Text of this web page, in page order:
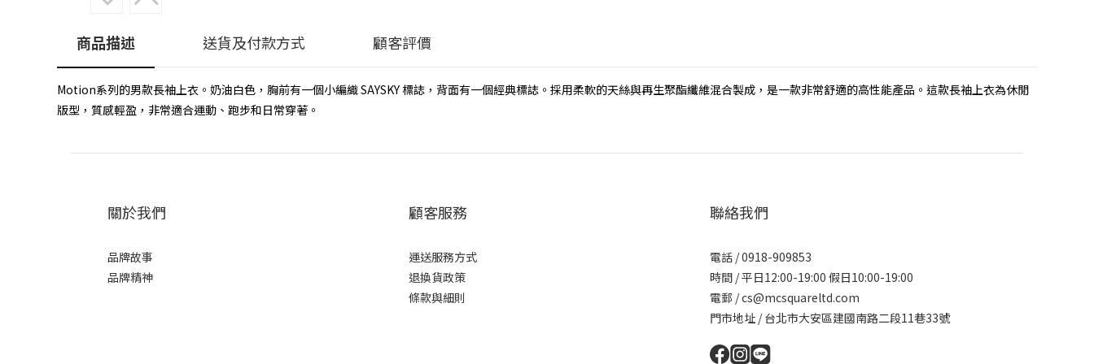
商品描述 送貨及付款方式 顧客評價
Motion系列的男款長袖上衣。奶油白色，胸前有一個小編織 SAYSKY 標誌，背面有一個經典標誌。採用柔軟的天絲與再生聚酯纖維混合製成，是一款非常舒適的高性能產品。這款長袖上衣為休閒
版型，質感輕盈，非常適合運動、跑步和日常穿著。
關於我們
品牌故事
品牌精神
顧客服務
運送服務方式
退換貨政策
條款與細則
聯絡我們
電話 / 0918-909853
時間 / 平日12:00-19:00 假日10:00-19:00
電郵 / cs@mcsquareltd.com
門市地址 / 台北市大安區建國南路二段11巷33號